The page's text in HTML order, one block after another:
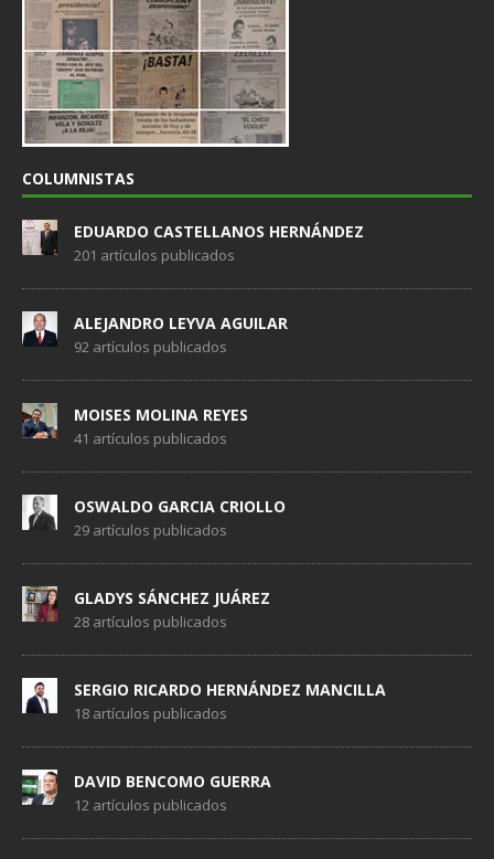
COLUMNISTAS
EDUARDO CASTELLANOS HERNÁNDEZ
201 artículos publicados
ALEJANDRO LEYVA AGUILAR
92 artículos publicados
MOISES MOLINA REYES
41 artículos publicados
OSWALDO GARCIA CRIOLLO
29 artículos publicados
GLADYS SÁNCHEZ JUÁREZ
28 artículos publicados
SERGIO RICARDO HERNÁNDEZ MANCILLA
18 artículos publicados
DAVID BENCOMO GUERRA
12 artículos publicados